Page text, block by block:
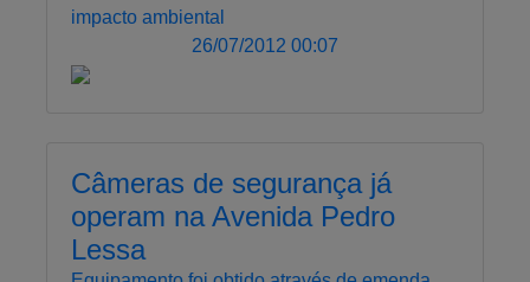
impacto ambiental
26/07/2012 00:07
Câmeras de segurança já
operam na Avenida Pedro
Lessa